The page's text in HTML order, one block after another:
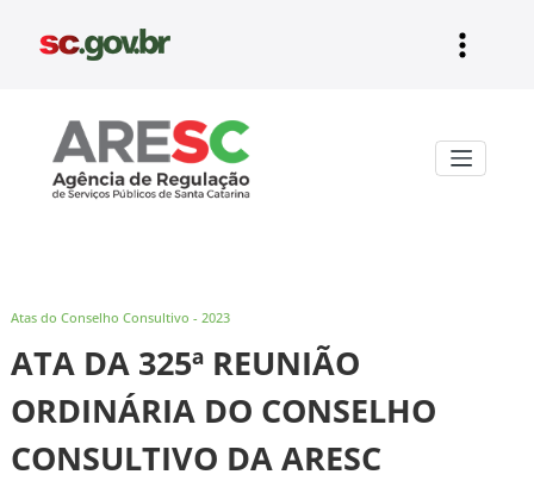
Atas do Conselho Consultivo - 2023
ATA DA 325ª REUNIÃO
ORDINÁRIA DO CONSELHO
CONSULTIVO DA ARESC